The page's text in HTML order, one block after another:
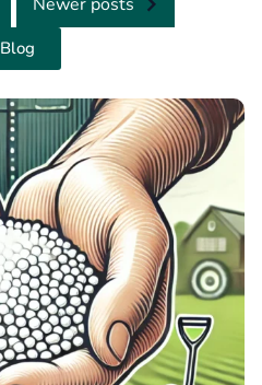
Blog